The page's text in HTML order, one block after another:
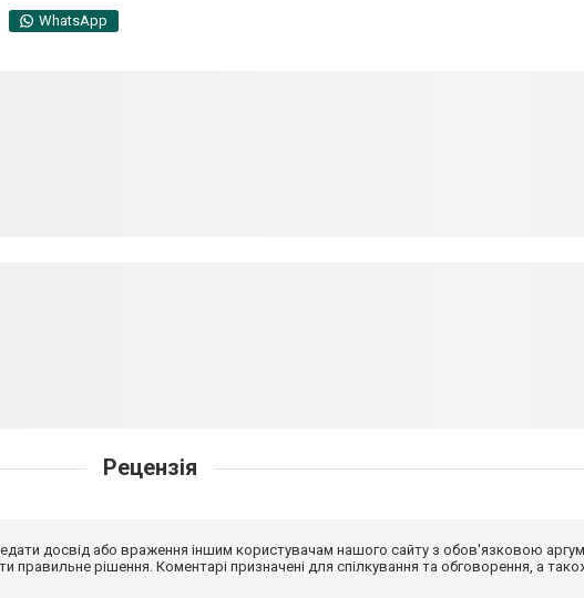
WhatsApp
Рецензія
досвід або враження іншим користувачам нашого сайту з обов'язковою
правильне рішення. Коментарі призначені для спілкування та обговорення, а